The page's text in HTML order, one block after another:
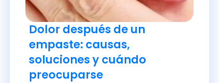
Dolor después de un
empaste: causas,
soluciones y cuándo
preocuparse